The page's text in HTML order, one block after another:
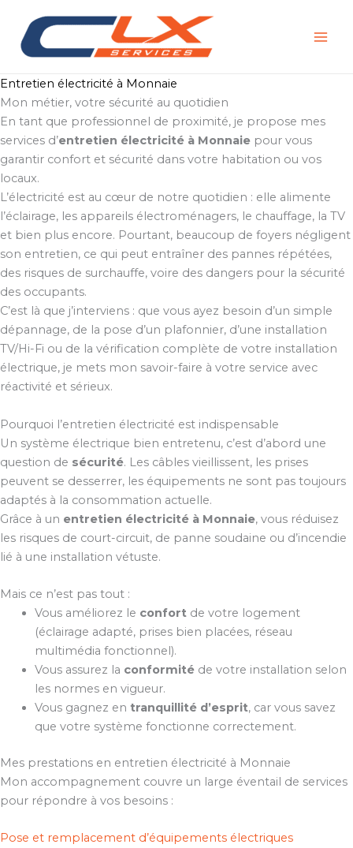
contenu
Entretien électricité à Monnaie
Mon métier, votre sécurité au quotidien
En tant que professionnel de proximité, je propose mes
services d’entretien électricité à Monnaie pour vous
garantir confort et sécurité dans votre habitation ou vos
locaux.
L’électricité est au cœur de notre quotidien : elle alimente
l’éclairage, les appareils électroménagers, le chauffage, la TV
et bien plus encore. Pourtant, beaucoup de foyers négligent
son entretien, ce qui peut entraîner des pannes répétées,
des risques de surchauffe, voire des dangers pour la sécurité
des occupants.
C’est là que j’interviens : que vous ayez besoin d’un simple
dépannage, de la pose d’un plafonnier, d’une installation
TV/Hi-Fi ou de la vérification complète de votre installation
électrique, je mets mon savoir-faire à votre service avec
réactivité et sérieux.
Pourquoi l’entretien électricité est indispensable
Un système électrique bien entretenu, c’est d’abord une
question de sécurité. Les câbles vieillissent, les prises
peuvent se desserrer, les équipements ne sont pas toujours
adaptés à la consommation actuelle.
Grâce à un entretien électricité à Monnaie, vous réduisez
les risques de court-circuit, de panne soudaine ou d’incendie
lié à une installation vétuste.
Mais ce n’est pas tout :
Vous améliorez le confortde votre logement
(éclairage adapté, prises bien placées, réseau
multimédia fonctionnel).
Vous assurez la conformitéde votre installation selon
les normes en vigueur.
Vous gagnez en tranquillité d’esprit, car vous savez
que votre système fonctionne correctement.
Mes prestations en entretien électricité à Monnaie
Mon accompagnement couvre un large éventail de services
pour répondre à vos besoins :
Pose et remplacement d’équipements électriques